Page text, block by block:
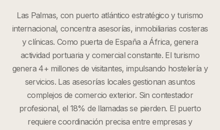
Las Palmas, con puerto atlántico estratégico y turismo
internacional, concentra asesorías, inmobiliarias costeras
y clínicas. Como puerta de España a África, genera
actividad portuaria y comercial constante. El turismo
genera 4+ millones de visitantes, impulsando hostelería y
servicios. Las asesorías locales gestionan asuntos
complejos de comercio exterior. Sin contestador
profesional, el 18% de llamadas se pierden. El puerto
requiere coordinación precisa entre empresas y